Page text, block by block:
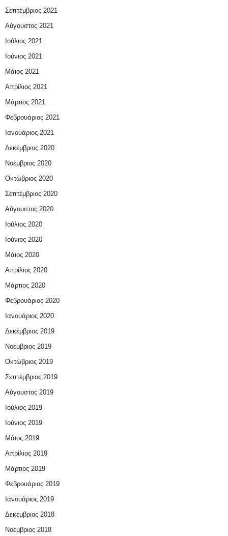
Σεπτέμβριος 2021
Αύγουστος 2021
Ιούλιος 2021
Ιούνιος 2021
Μάιος 2021
Απρίλιος 2021
Μάρτιος 2021
Φεβρουάριος 2021
Ιανουάριος 2021
Δεκέμβριος 2020
Νοέμβριος 2020
Οκτώβριος 2020
Σεπτέμβριος 2020
Αύγουστος 2020
Ιούλιος 2020
Ιούνιος 2020
Μάιος 2020
Απρίλιος 2020
Μάρτιος 2020
Φεβρουάριος 2020
Ιανουάριος 2020
Δεκέμβριος 2019
Νοέμβριος 2019
Οκτώβριος 2019
Σεπτέμβριος 2019
Αύγουστος 2019
Ιούλιος 2019
Ιούνιος 2019
Μάιος 2019
Απρίλιος 2019
Μάρτιος 2019
Φεβρουάριος 2019
Ιανουάριος 2019
Δεκέμβριος 2018
Νοέμβριος 2018